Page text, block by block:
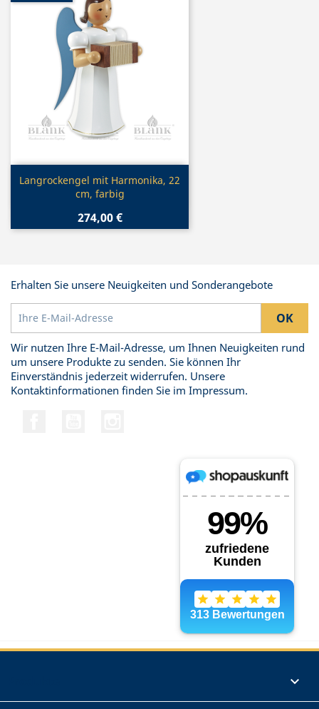
Vorschau
Langrockengel mit Harmonika, 22
cm, farbig
274,00 €
Erhalten Sie unsere Neuigkeiten und Sonderangebote
Wir nutzen Ihre E-Mail-Adresse, um Ihnen Neuigkeiten rund
um unsere Produkte zu senden. Sie können Ihr
Einverständnis jederzeit widerrufen. Unsere
Kontaktinformationen finden Sie im Impressum.
